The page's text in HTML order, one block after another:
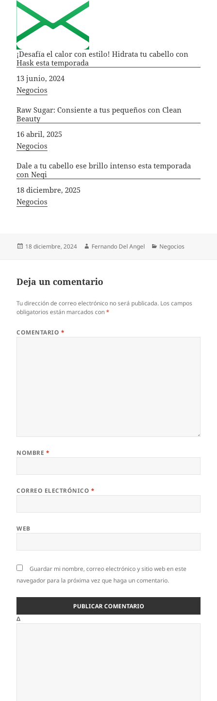
¡Desafía el calor con estilo! Hidrata tu cabello con
Hask esta temporada
Fecha
13 junio, 2024
In relation to
Negocios
Raw Sugar: Consiente a tus pequeños con Clean
Beauty
Fecha
16 abril, 2025
In relation to
Negocios
Dale a tu cabello ese brillo intenso esta temporada
con Neqi
Fecha
18 diciembre, 2025
In relation to
Negocios
Publicado
18 diciembre, 2024 Autor
Fernando Del Angel Categorías
Negocios
Deja un comentario
Tu dirección de correo electrónico no será publicada. Los campos
obligatorios están marcados con*
COMENTARIO *
NOMBRE *
CORREO ELECTRÓNICO *
WEB
Guardar mi nombre, correo electrónico y sitio web en este
navegador para la próxima vez que haga un comentario.
Δ